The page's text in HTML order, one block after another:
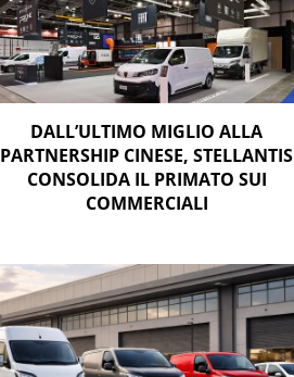
DALL’ULTIMO MIGLIO ALLA
PARTNERSHIP CINESE, STELLANTIS
CONSOLIDA IL PRIMATO SUI
COMMERCIALI